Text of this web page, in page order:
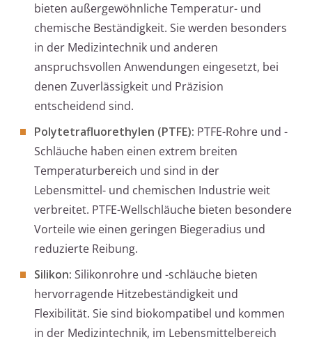
bieten außergewöhnliche Temperatur- und
chemische Beständigkeit. Sie werden besonders
in der Medizintechnik und anderen
anspruchsvollen Anwendungen eingesetzt, bei
denen Zuverlässigkeit und Präzision
entscheidend sind.
Polytetrafluorethylen (PTFE): PTFE-Rohre und -
Schläuche haben einen extrem breiten
Temperaturbereich und sind in der
Lebensmittel- und chemischen Industrie weit
verbreitet. PTFE-Wellschläuche bieten besondere
Vorteile wie einen geringen Biegeradius und
reduzierte Reibung.
Silikon: Silikonrohre und -schläuche bieten
hervorragende Hitzebeständigkeit und
Flexibilität. Sie sind biokompatibel und kommen
in der Medizintechnik, im Lebensmittelbereich